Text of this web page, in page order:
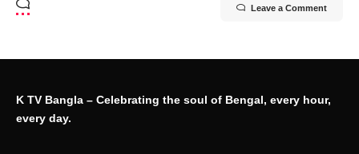
Leave a Comment
K TV Bangla – Celebrating the soul of Bengal, every hour,
every day.